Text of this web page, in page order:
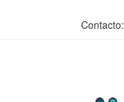
Contacto: